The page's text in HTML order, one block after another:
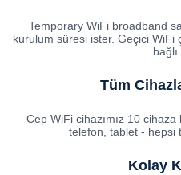
Temporary WiFi broadband
kurulum süresi ister. Geçici
bağlı
Tüm
Cep WiFi cihazımız 10
telefon, tablet - hepsi
Kolay